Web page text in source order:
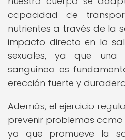
capacidad de
nutrientes a través de la
impacto directo en la
sexuales, ya que una
sanguínea es
erección fuerte y
Además, el ejercicio
prevenir problemas como
ya que promueve la